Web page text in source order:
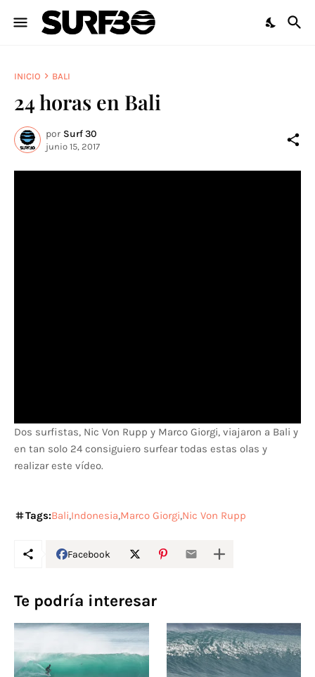
INICIO BALI
24 horas en Bali
por Surf 30
junio 15, 2017
Dos surfistas, Nic Von Rupp y Marco Giorgi, viajaron a Bali y
en tan solo 24 consiguiero surfear todas estas olas y
realizar este vídeo.
Tags:Bali Indonesia Marco Giorgi Nic Von Rupp
Facebook
Te podría interesar